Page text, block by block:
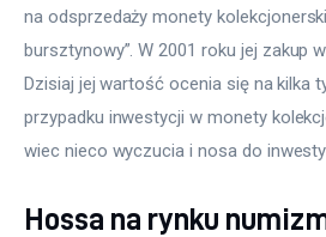
na odsprzedaży monety
bursztynowy”. W 2001 roku jej zakup
Dzisiaj jej wartość ocenia się na kilka
przypadku inwestycji w monety
wiec nieco wyczucia i nosa do
Hossa na rynku